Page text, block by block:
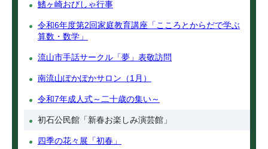
鰭ヶ崎おびしゃ行事
令和6年度第2回家庭教育講座「こころとからだで学ぶ
算数・数学」
流山市手話サークル「夢」表敬訪問
南流山ぽかぽかサロン（1月）
令和7年成人式～二十歳の集い～
初石公民館「新春お楽しみ演芸館」
四季の花々展「初春」